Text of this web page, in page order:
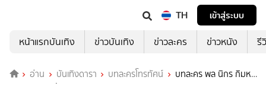
TH
เข้าสู่ระบบ
หน้าแรกบันเทิง
ข่าวบันเทิง ข่าวละคร ข่าวหนัง รี
อ่าน บันเทิงดารา บทละครโทรทัศน์
บทละคร พล นิกร กิมหง
วน เดอะ มิวสิคัล